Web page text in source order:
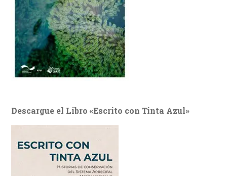
Descargue el Libro «Escrito con Tinta Azul»